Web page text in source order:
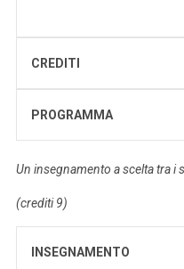
CREDITI
PROGRAMMA
Un insegnamento a scelta tra i
(crediti 9)
INSEGNAMENTO